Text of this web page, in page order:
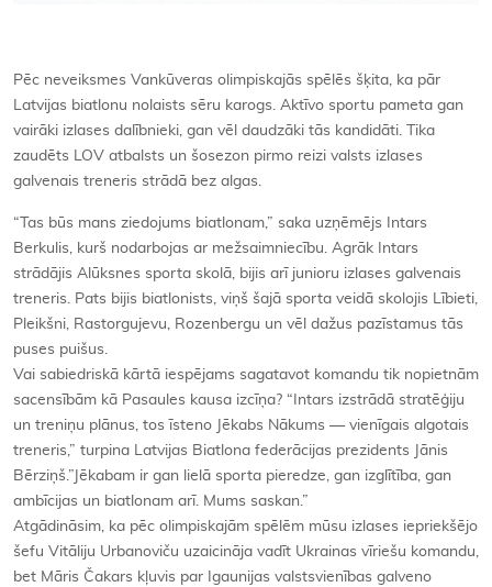
Pēc neveiksmes Vankūveras olimpiskajās spēlēs šķita, ka pār
Latvijas biatlonu nolaists sēru karogs. Aktīvo sportu pameta gan
vairāki izlases dalībnieki, gan vēl daudzāki tās kandidāti. Tika
zaudēts LOV atbalsts un šosezon pirmo reizi valsts izlases
galvenais treneris strādā bez algas.
“Tas būs mans ziedojums biatlonam,” saka uzņēmējs Intars
Berkulis, kurš nodarbojas ar mežsaimniecību. Agrāk Intars
strādājis Alūksnes sporta skolā, bijis arī junioru izlases galvenais
treneris. Pats bijis biatlonists, viņš šajā sporta veidā skolojis Lībieti,
Pleikšni, Rastorgujevu, Rozenbergu un vēl dažus pazīstamus tās
puses puišus.
Vai sabiedriskā kārtā iespējams sagatavot komandu tik nopietnām
sacensībām kā Pasaules kausa izcīņa? “Intars izstrādā stratēģiju
un treniņu plānus, tos īsteno Jēkabs Nākums — vienīgais algotais
treneris,” turpina Latvijas Biatlona federācijas prezidents Jānis
Bērziņš.”Jēkabam ir gan lielā sporta pieredze, gan izglītība, gan
ambīcijas un biatlonam arī. Mums saskan.”
Atgādināsim, ka pēc olimpiskajām spēlēm mūsu izlases iepriekšējo
šefu Vitāliju Urbanoviču uzaicināja vadīt Ukrainas vīriešu komandu,
bet Māris Čakars kļuvis par Igaunijas valstsvienības galveno